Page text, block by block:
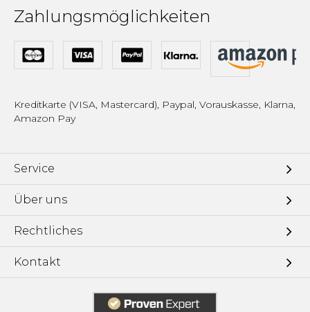
Zahlungsmöglichkeiten
Kreditkarte (VISA, Mastercard), Paypal, Vorauskasse, Klarna,
Amazon Pay
Service
Über uns
Rechtliches
Kontakt